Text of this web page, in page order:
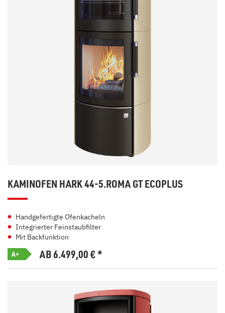
KAMINOFEN HARK 44-5.ROMA GT ECOPLUS
Handgefertigte Ofenkacheln
Integrierter Feinstaubfilter
Mit Backfunktion
A+ AB 6.499,00€*